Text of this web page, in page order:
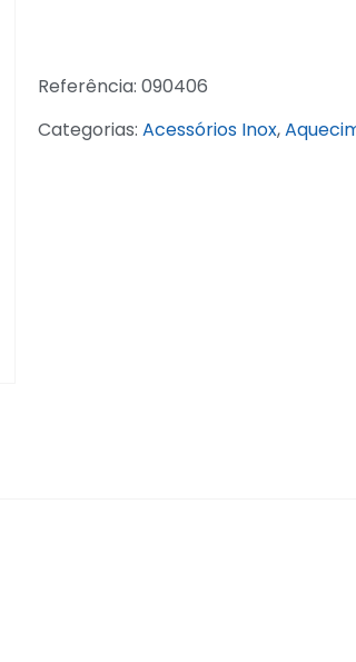
Referência: 090406
Categorias: Acessórios Inox,